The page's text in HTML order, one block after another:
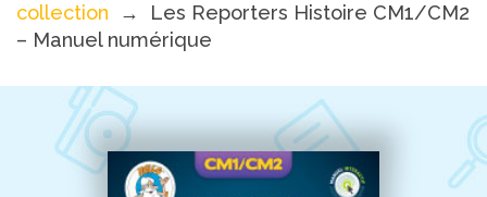
collection
→
Les Reporters Histoire CM1/CM2
– Manuel numérique